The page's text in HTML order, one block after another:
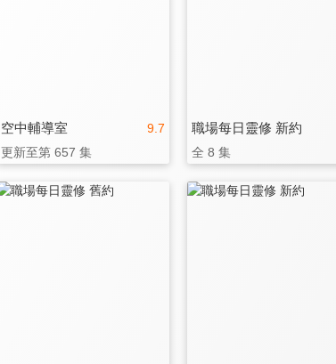
9.7
空中輔導室
更新至第 657 集
職場每日靈修 新約
全 8 集